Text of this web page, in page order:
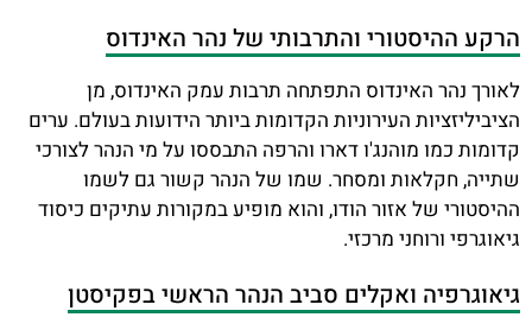
הרקע ההיסטורי והתרבותי של נהר האינדוס
לאורך נהר האינדוס התפתחה תרבות עמק האינדוס, מן
הציביליזציות העירוניות הקדומות ביותר הידועות בעולם. ערים
קדומות כמו מוהנג'ו דארו והרפה התבססו על מי הנהר לצורכי
שתייה, חקלאות ומסחר. שמו של הנהר קשור גם לשמו
ההיסטורי של אזור הודו, והוא מופיע במקורות עתיקים כיסוד
גיאוגרפי ורוחני מרכזי.
גיאוגרפיה ואקלים סביב הנהר הראשי בפקיסטן